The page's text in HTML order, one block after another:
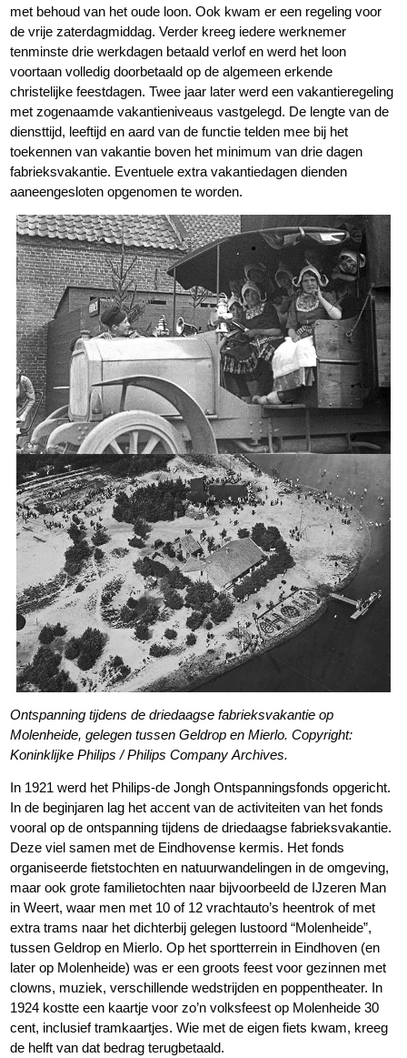
met behoud van het oude loon. Ook kwam er een regeling voor
de vrije zaterdagmiddag. Verder kreeg iedere werknemer
tenminste drie werkdagen betaald verlof en werd het loon
voortaan volledig doorbetaald op de algemeen erkende
christelijke feestdagen. Twee jaar later werd een vakantieregeling
met zogenaamde vakantieniveaus vastgelegd. De lengte van de
diensttijd, leeftijd en aard van de functie telden mee bij het
toekennen van vakantie boven het minimum van drie dagen
fabrieksvakantie. Eventuele extra vakantiedagen dienden
aaneengesloten opgenomen te worden.
Ontspanning tijdens de driedaagse fabrieksvakantie op
Molenheide, gelegen tussen Geldrop en Mierlo. Copyright:
Koninklijke Philips / Philips Company Archives.
In 1921 werd het Philips-de Jongh Ontspanningsfonds opgericht.
In de beginjaren lag het accent van de activiteiten van het fonds
vooral op de ontspanning tijdens de driedaagse fabrieksvakantie.
Deze viel samen met de Eindhovense kermis. Het fonds
organiseerde fietstochten en natuurwandelingen in de omgeving,
maar ook grote familietochten naar bijvoorbeeld de IJzeren Man
in Weert, waar men met 10 of 12 vrachtauto’s heentrok of met
extra trams naar het dichterbij gelegen lustoord “Molenheide”,
tussen Geldrop en Mierlo. Op het sportterrein in Eindhoven (en
later op Molenheide) was er een groots feest voor gezinnen met
clowns, muziek, verschillende wedstrijden en poppentheater. In
1924 kostte een kaartje voor zo’n volksfeest op Molenheide 30
cent, inclusief tramkaartjes. Wie met de eigen fiets kwam, kreeg
de helft van dat bedrag terugbetaald.